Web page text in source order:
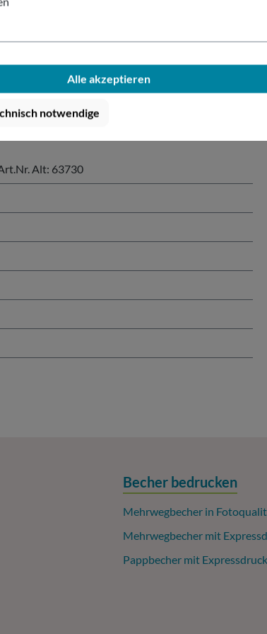
sind besonders reinigungsfreundlich
Alt: 63730
Becher bedrucken
Mehrwegbecher in
Mehrwegbecher mit
Pappbecher mit Expressdruck
Alle akzeptieren
notwendige